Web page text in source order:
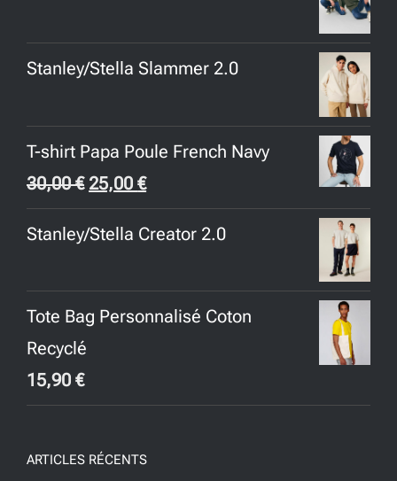
Stanley/Stella Slammer 2.0
T-shirt Papa Poule French Navy
30,00€ Le
prix
initial
30,00 €.
25,00€Le
prix
actuel
25,00 €.
Stanley/Stella Creator 2.0
Tote Bag Personnalisé Coton
Recyclé
15,90€
ARTICLES RÉCENTS